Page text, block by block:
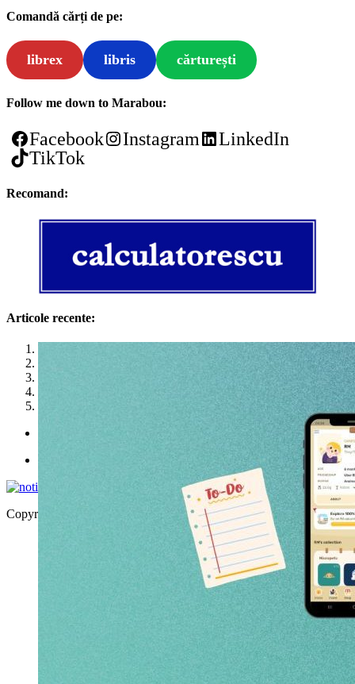
Comandă cărți de pe:
librex libris cărturești
Follow me down to Marabou:
Facebook Instagram
LinkedIn
TikTok
Recomand:
Articole recente:
Politica de utilizare cookies
Copyright © 2026 | WordPress Theme byMH Themes